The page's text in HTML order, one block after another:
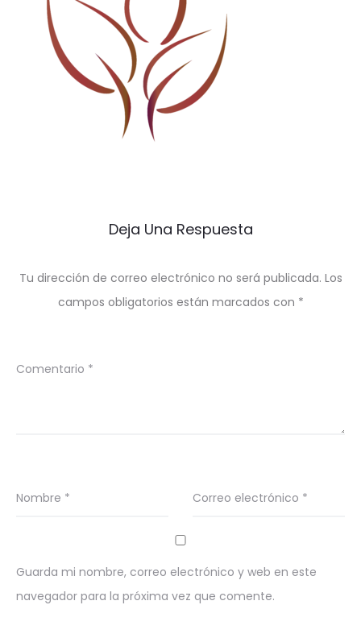
Deja Una Respuesta
Tu dirección de correo electrónico no será publicada. Los
campos obligatorios están marcados con *
Comentario *
Nombre * Correo electrónico *
Guarda mi nombre, correo electrónico y web en este
navegador para la próxima vez que comente.